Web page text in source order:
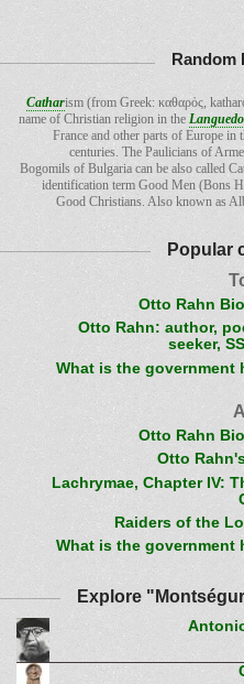
Random
Catharism (from Greek: καθαρὀς,
name of Christian religion in the
France and other parts of Europe
centuries. The Paulicians of
Bogomils of Bulgaria can be also called
identification term Good Men (Bons
Good Christians. Also known as
Popular
Otto Rahn
Otto Rahn: author,
seeker,
What is the government
Otto Rahn
Otto
Lachrymae, Chapter IV:
Raiders of the
What is the government
Explore